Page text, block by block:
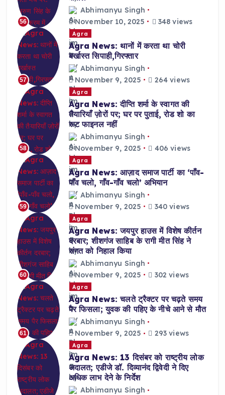
56
Abhimanyu Singh
November 10, 2025
348 views
57
Agra
Agra News: थानों में करता था चोरी
बर्खास्त सिपाही,गिरफ्तार
Abhimanyu Singh
November 9, 2025
264 views
58
Agra
Agra News: दीप्ति शर्मा के स्वागत की
तैयारियाँ ज़ोरों पर; घर पर पुताई, रोड शो का
रूट फाइनल नहीं
Abhimanyu Singh
November 9, 2025
406 views
59
Agra
Agra News: आज़ाद समाज पार्टी का ‘पाँव-
पाँव चलो, गाँव-गाँव चलो’ अभियान
Abhimanyu Singh
November 9, 2025
340 views
60
Agra
Agra News: जयपुर हाउस में विशेष कीर्तन
दरबार; शीशगंज साहिब के रागी मीत सिंह ने
संगत को निहाल किया
Abhimanyu Singh
November 9, 2025
302 views
61
Agra
Agra News: चलते ट्रैक्टर पर चढ़ते समय
पैर फिसला; युवक की पहिए के नीचे आने से मौत
Abhimanyu Singh
November 9, 2025
293 views
Agra
Agra News: 13 दिसंबर को राष्ट्रीय लोक
अदालत; एडीजे डॉ. दिव्यानंद द्विवेदी ने दिए
अधिक लाभ देने के निर्देश
Abhimanyu Singh